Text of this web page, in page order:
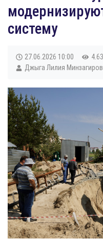
систему
27.06.2026 10:00
Джыга Лилия